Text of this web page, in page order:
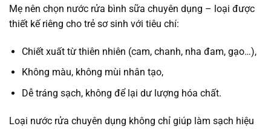
Mẹ nên chọn nước rửa bình sữa chuyên dụng – loại được
thiết kế riêng cho trẻ sơ sinh với tiêu chí:
Chiết xuất từ thiên nhiên (cam, chanh, nha đam, gạo…),
Không màu, không mùi nhân tạo,
Dễ tráng sạch, không để lại dư lượng hóa chất.
Loại nước rửa chuyên dụng không chỉ giúp làm sạch hiệu